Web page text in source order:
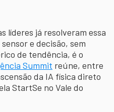
líderes já resolveram essa
e decisão, sem
de tendência, é o
Summit reúne, entre
da IA física direto
StartSe no Vale do